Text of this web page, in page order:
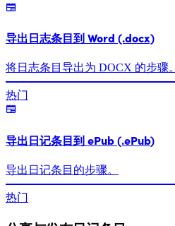
导出日志条目到 Word (.docx)
将日志条目导出为 DOCX 的步骤。
热门
导出日记条目到 ePub (.ePub)
导出日记条目的步骤。
热门